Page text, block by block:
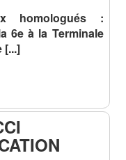
homologués :
6e à la Terminale
[...]